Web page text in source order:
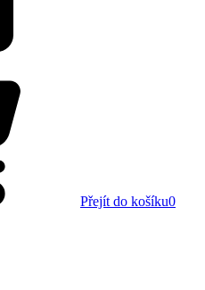
Přejít do košíku0